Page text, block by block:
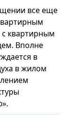
все еще
квартирным
Вполне
в
в жилом